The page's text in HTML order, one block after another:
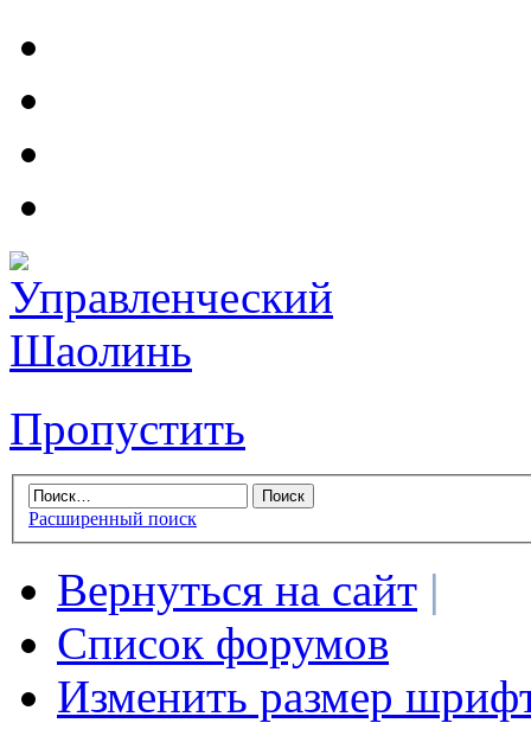
Пропустить
Расширенный поиск
Вернуться на сайт |
Список форумов
Изменить размер